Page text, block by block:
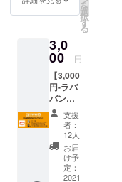
※「支援
ず備考
欄にご
希望の
お名前
をご記
入くだ
さい。
第三者
を特定
する内
容や公
序良俗
ERロゴ
入りオ
ルコイ
ンケー
ス ・
CLAPP
ERで使
えるド
リンク
チケッ
ト2枚
※「ドリ
ンクチ
ケット
の有効
を
選
択
す
る
3,0
00 円
【3,000
円-ラバ
バンプ
ラン-】
-リター
ン内
容- 定
番グッ
ズとし
支援
者：
12人
お届
け予
定：
2021